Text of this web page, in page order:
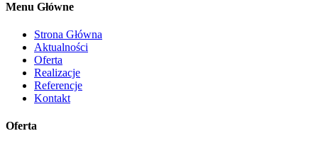
Menu Główne
Strona Główna
Aktualności
Oferta
Realizacje
Referencje
Kontakt
Oferta